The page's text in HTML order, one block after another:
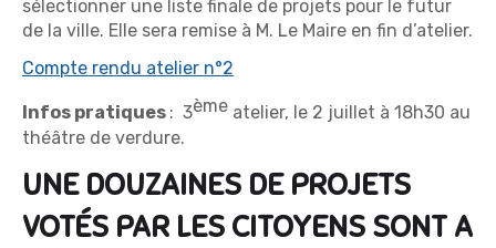
sélectionner une liste finale de projets pour le futur
de la ville. Elle sera remise à M. Le Maire en fin d’atelier.
Compte rendu atelier n°2
Infos pratiques : 3ème atelier, le 2 juillet à 18h30 au
théâtre de verdure.
UNE DOUZAINES DE PROJETS
VOTÉS PAR LES CITOYENS SONT A